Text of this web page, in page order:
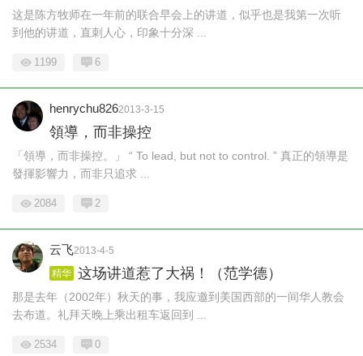
这是陈方牧师在一年前的联合早会上的讲道，似乎也是我第一次听
到他的讲道，直刺人心，印象十分深 ...
1199 6
henrychu8262013-3-15
領導，而非操控
「領導，而非操控。」 “ To lead, but not to control. ” 真正的領導是
發揮影響力，而非只追求 ...
2084 2
云飞2013-4-5
精华 这场讲道惹了大祸！（范学德）
那是去年（2002年）秋天的事，我应邀到美国西部的一间华人教会
去布道。礼拜天晚上乘出租车返回到 ...
2534 0